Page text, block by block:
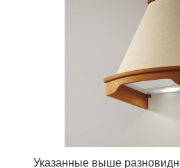
Указанные выше